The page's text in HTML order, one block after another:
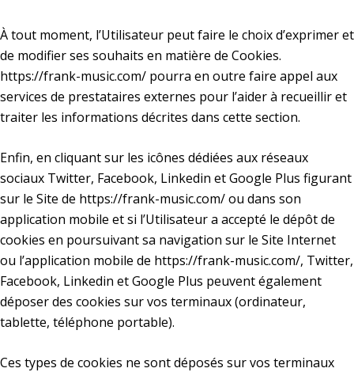
À tout moment, l’Utilisateur peut faire le choix d’exprimer et
de modifier ses souhaits en matière de Cookies.
https://frank-music.com/ pourra en outre faire appel aux
services de prestataires externes pour l’aider à recueillir et
traiter les informations décrites dans cette section.
Enfin, en cliquant sur les icônes dédiées aux réseaux
sociaux Twitter, Facebook, Linkedin et Google Plus figurant
sur le Site de https://frank-music.com/ou dans son
application mobile et si l’Utilisateur a accepté le dépôt de
cookies en poursuivant sa navigation sur le Site Internet
ou l’application mobile de https://frank-music.com/, Twitter,
Facebook, Linkedin et Google Plus peuvent également
déposer des cookies sur vos terminaux (ordinateur,
tablette, téléphone portable).
Ces types de cookies ne sont déposés sur vos terminaux